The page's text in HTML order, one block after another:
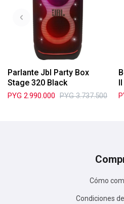
Parlante Jbl Party Box
Stage 320 Black
PYG 2.990.000 PYG 3.737.500
Cómo
Condiciones